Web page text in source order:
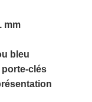
mm
bleu
clés